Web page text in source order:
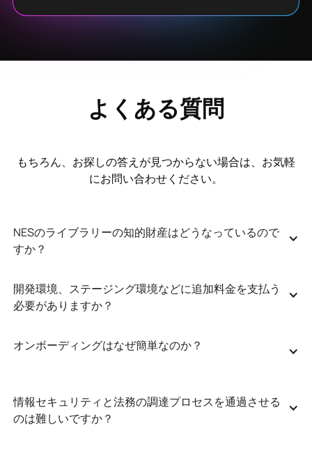
よくある質問
もちろん、お探しの答えが見つからない場合は、お気軽
にお問い合わせください。
NESのライブラリーの知的財産はどうなっているので
すか？
開発環境、ステージング環境などに追加料金を支払う
必要がありますか？
オンボーディングはなぜ簡単なのか？
情報セキュリティと法務の調達プロセスを通過させる
のは難しいですか？